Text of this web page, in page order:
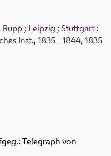
Rupp ; Leipzig ; Stuttgart :
Inst., 1835 - 1844, 1835
Telegraph von